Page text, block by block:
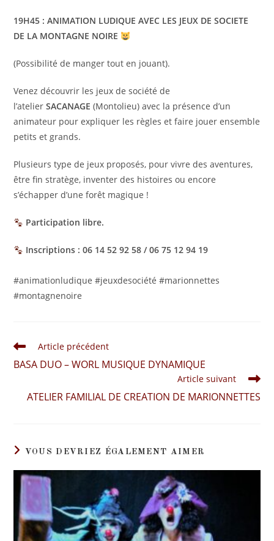
19H45 : ANIMATION LUDIQUE AVEC LES JEUX DE SOCIETE
DE LA MONTAGNE NOIRE
(Possibilité de manger tout en jouant).
Venez découvrir les jeux de société de
l’atelierSACANAGE (Montolieu) avec la présence d’un
animateur pour expliquer les règles et faire jouer ensemble
petits et grands.
Plusieurs type de jeux proposés, pour vivre des aventures,
être fin stratège, inventer des histoires ou encore
s’échapper d’une forêt magique !
Participation libre.
Inscriptions : 06 14 52 92 58 / 06 75 12 94 19
#animationludique #jeuxdesociété #marionnettes
#montagnenoire
Article précédent
BASA DUO – WORL MUSIQUE DYNAMIQUE
Article suivant
ATELIER FAMILIAL DE CREATION DE MARIONNETTES
VOUS DEVRIEZ ÉGALEMENT AIMER